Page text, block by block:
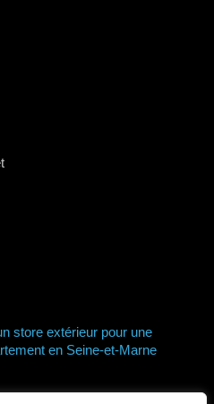
store extérieur pour une
en Seine-et-Marne